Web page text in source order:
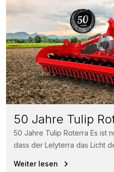
50 Jahre Tulip
50 Jahre Tulip Roterra Es ist
dass der Lelyterra das Licht
Weiter lesen